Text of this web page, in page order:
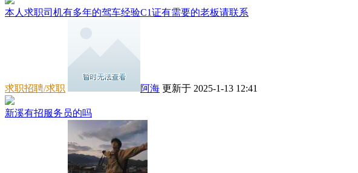
本人求职司机有多年的驾车经验C1证有需要的老板请联系
求职招聘/求职 阿海 更新于 2025-1-13 12:41
新溪有招服务员的吗